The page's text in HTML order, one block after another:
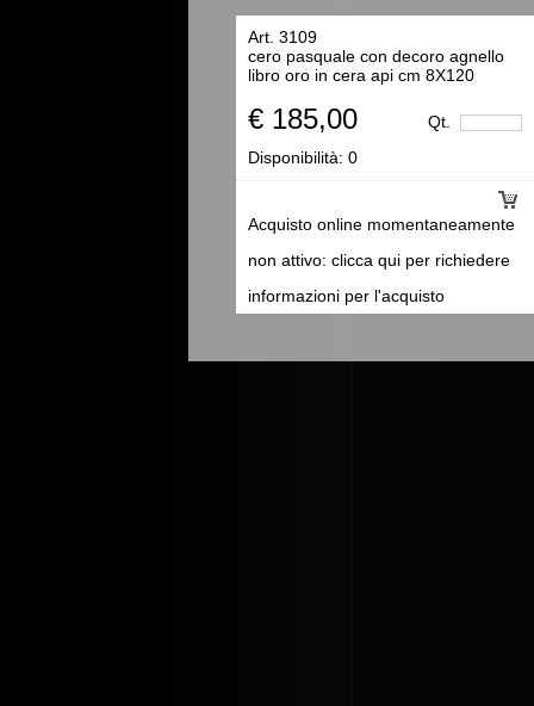
Art. 3109
cero pasquale con decoro agnello
libro oro in cera api cm 8X120
€ 185,00 Qt.
Acquisto online momentaneamente
non attivo: clicca qui per richiedere
informazioni per l'acquisto
Disponibilità: 0